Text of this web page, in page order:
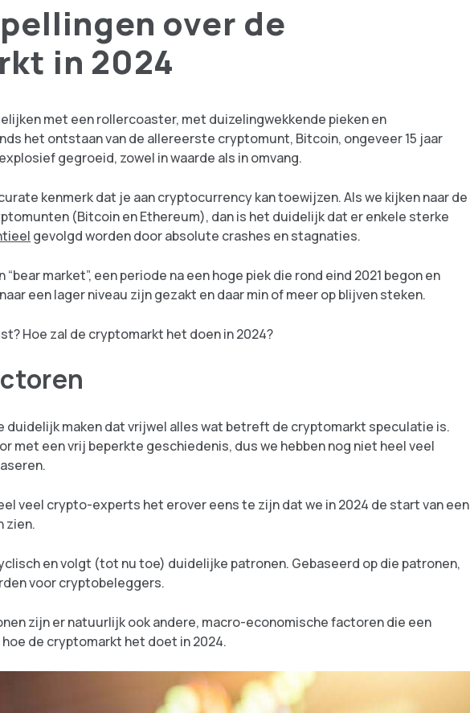
over de
in 2024
met een rollercoaster, met duizelingwekkende pieken en
het ontstaan van de allereerste cryptomunt, Bitcoin, ongeveer 15 jaar
gegroeid, zowel in waarde als in omvang.
kenmerk dat je aan cryptocurrency kan toewijzen. Als we kijken naar de
(Bitcoin en Ethereum), dan is het duidelijk dat er enkele sterke
gevolgd worden door absolute crashes en stagnaties.
market”, een periode na een hoge piek die rond eind 2021 begon en
een lager niveau zijn gezakt en daar min of meer op blijven steken.
Hoe zal de cryptomarkt het doen in 2024?
duidelijk maken dat vrijwel alles wat betreft de cryptomarkt speculatie is.
met een vrij beperkte geschiedenis, dus we hebben nog niet heel veel
veel crypto-experts het erover eens te zijn dat we in 2024 de start van een
zien.
en volgt (tot nu toe) duidelijke patronen. Gebaseerd op die patronen,
voor cryptobeleggers.
zijn er natuurlijk ook andere, macro-economische factoren die een
de cryptomarkt het doet in 2024.